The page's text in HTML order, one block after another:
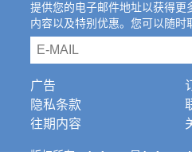
提供您的电子邮件地址以获得更
内容以及特别优惠。您可以随时
email
广告
隐私条款
往期内容
版权所有。Artforum是Artforum